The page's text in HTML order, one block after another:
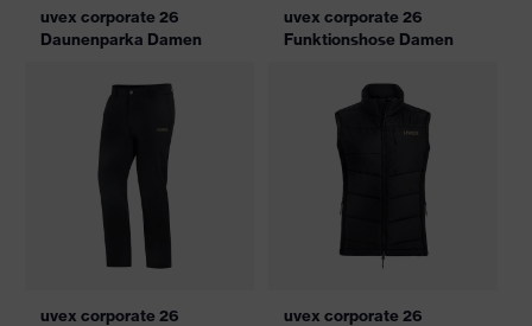
uvex corporate 26
Daunenparka Damen
uvex corporate 26
Funktionshose Damen
uvex corporate 26
uvex corporate 26